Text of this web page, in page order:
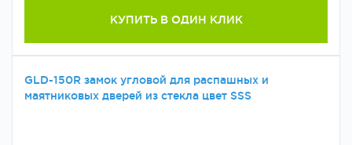
КУПИТЬ В ОДИН КЛИК
GLD-150R замок угловой для распашных и
маятниковых дверей из стекла цвет SSS